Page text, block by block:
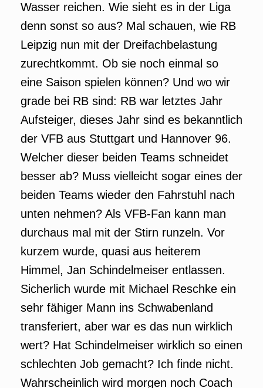
Wasser reichen. Wie sieht es in der Liga
denn sonst so aus? Mal schauen, wie RB
Leipzig nun mit der Dreifachbelastung
zurechtkommt. Ob sie noch einmal so
eine Saison spielen können? Und wo wir
grade bei RB sind: RB war letztes Jahr
Aufsteiger, dieses Jahr sind es bekanntlich
der VFB aus Stuttgart und Hannover 96.
Welcher dieser beiden Teams schneidet
besser ab? Muss vielleicht sogar eines der
beiden Teams wieder den Fahrstuhl nach
unten nehmen? Als VFB-Fan kann man
durchaus mal mit der Stirn runzeln. Vor
kurzem wurde, quasi aus heiterem
Himmel, Jan Schindelmeiser entlassen.
Sicherlich wurde mit Michael Reschke ein
sehr fähiger Mann ins Schwabenland
transferiert, aber war es das nun wirklich
wert? Hat Schindelmeiser wirklich so einen
schlechten Job gemacht? Ich finde nicht.
Wahrscheinlich wird morgen noch Coach